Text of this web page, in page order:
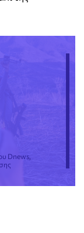
Dnews,